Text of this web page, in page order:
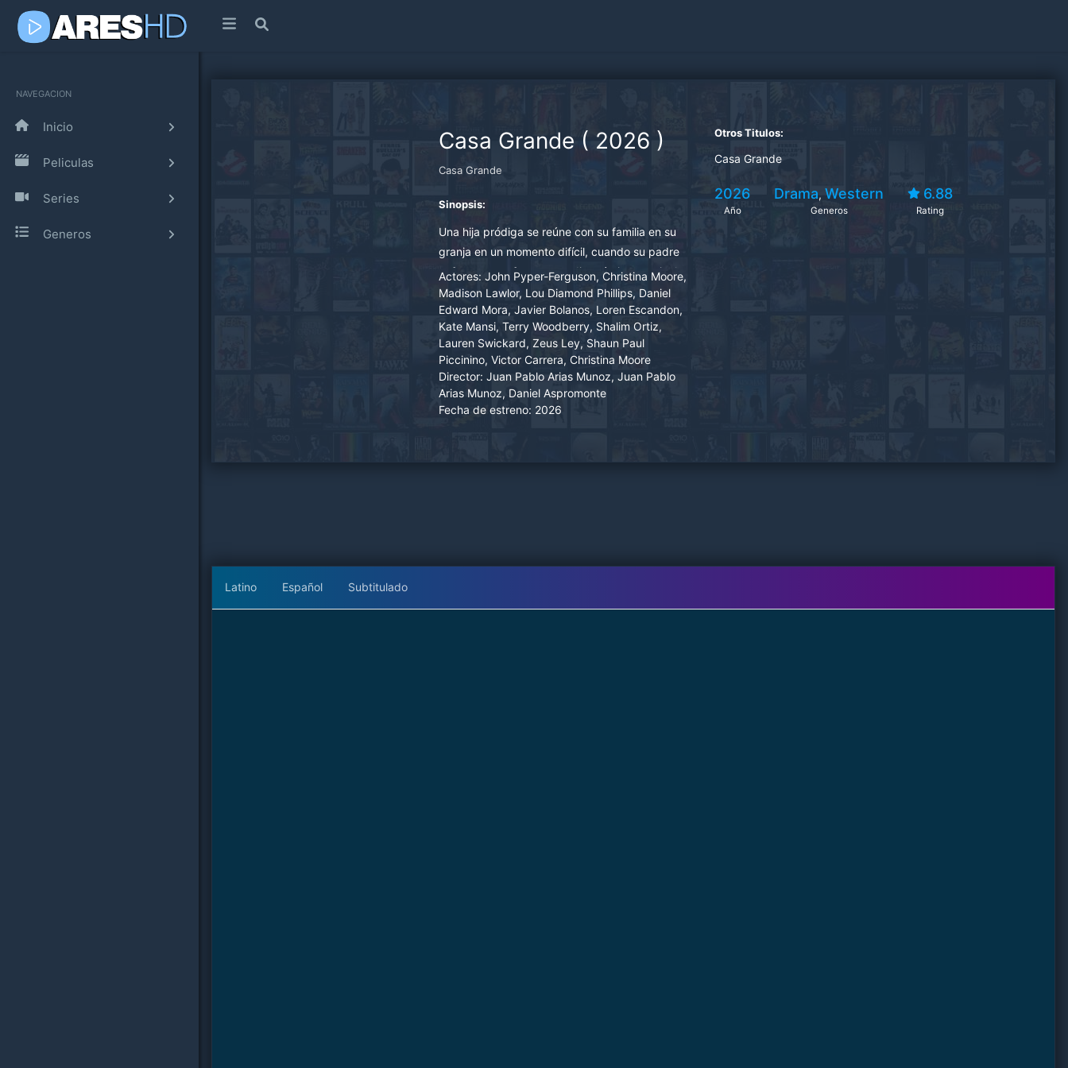
NAVEGACION
Inicio
Peliculas
Series
Generos
Casa Grande ( 2026 )
Casa Grande
Sinopsis:
Una hija pródiga se reúne con su familia en su
granja en un momento difícil, cuando su padre
enfermo se enfrenta a un diagnóstico terminal y
a la creciente presión de la competencia. Viejas
heridas resurgen mientras se enfrentan a lo que
les espera.
Actores: John Pyper-Ferguson, Christina Moore,
Madison Lawlor, Lou Diamond Phillips, Daniel
Edward Mora, Javier Bolanos, Loren Escandon,
Kate Mansi, Terry Woodberry, Shalim Ortiz,
Lauren Swickard, Zeus Ley, Shaun Paul
Piccinino, Victor Carrera, Christina Moore
Director: Juan Pablo Arias Munoz, Juan Pablo
Arias Munoz, Daniel Aspromonte
Fecha de estreno: 2026
Otros Titulos:
Casa Grande
2026
Año
Drama,Western
Generos
6.88
Rating
Latino Español Subtitulado